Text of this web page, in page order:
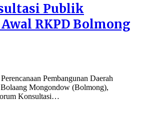
Publik
RKPD Bolmong
Pembangunan Daerah
Mongondow (Bolmong),
Konsultasi…